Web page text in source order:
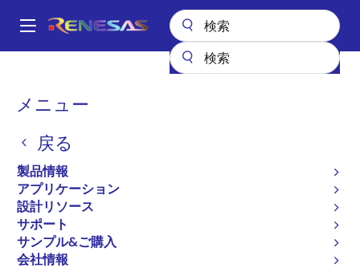
ン
Main
メニュー
戻る
製品情報
アプリケーション
設計リソース
サポート
サンプル&ご購入
会社情報
パ
く
ず
パワー & パワーマネジメント
FETドライバ
ハイサイドFETドライバ
ページセクションへ移動：